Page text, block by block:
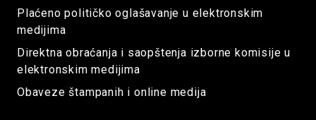
Plaćeno političko oglašavanje u elektronskim
medijima
Direktna obraćanja i saopštenja izborne komisije u
elektronskim medijima
Obaveze štampanih i online medija